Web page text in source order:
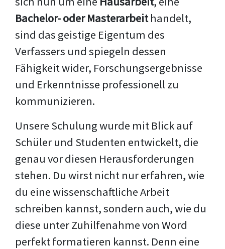
Bachelor- oder Masterarbeithandelt,
sind das geistige Eigentum des
Verfassers und spiegeln dessen
Fähigkeit wider, Forschungsergebnisse
und Erkenntnisse professionell zu
kommunizieren.
Unsere Schulung wurde mit Blick auf
Schüler und Studenten entwickelt, die
genau vor diesen Herausforderungen
stehen. Du wirst nicht nur erfahren, wie
du eine wissenschaftliche Arbeit
schreiben kannst, sondern auch, wie du
diese unter Zuhilfenahme von Word
perfekt formatieren kannst. Denn eine